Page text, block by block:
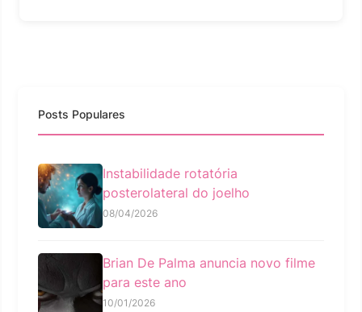
Posts Populares
Instabilidade rotatória
posterolateral do joelho
08/04/2026
Brian De Palma anuncia novo filme
para este ano
10/01/2026